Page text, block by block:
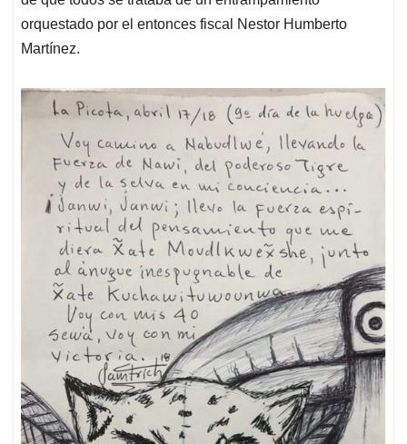
orquestado por el entonces fiscal Nestor Humberto
Martínez.